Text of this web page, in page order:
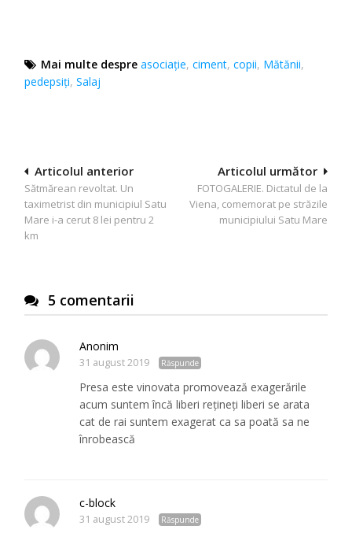
Mai multe despre asociaţie,ciment,copii, Mătănii,
pedepsiți,Salaj
Navigare
în
articole
Articolul următor
FOTOGALERIE. Dictatul de la
Viena, comemorat pe străzile
municipiului Satu Mare
Articolul anterior
Sătmărean revoltat. Un
taximetrist din municipiul Satu
Mare i-a cerut 8 lei pentru 2
km
5 comentarii
Anonim
31 august 2019 Răspunde
Presa este vinovata promovează exagerările
acum suntem încă liberi rețineți liberi se arata
cat de rai suntem exagerat ca sa poată sa ne
înrobească
c-block
31 august 2019 Răspunde